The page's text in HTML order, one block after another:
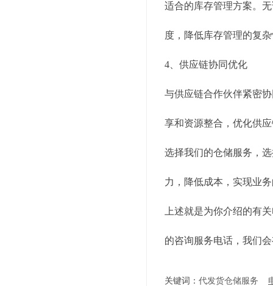
适合的库存管理方案。
度，降低库存管理的复
4、供应链协同优化
与供应链合作伙伴紧密
享和资源整合，优化供
选择我们的仓储服务，
力，降低成本，实现业
上述就是为你介绍的有关
的咨询服务电话，我们
关键词： 代发货仓储服务